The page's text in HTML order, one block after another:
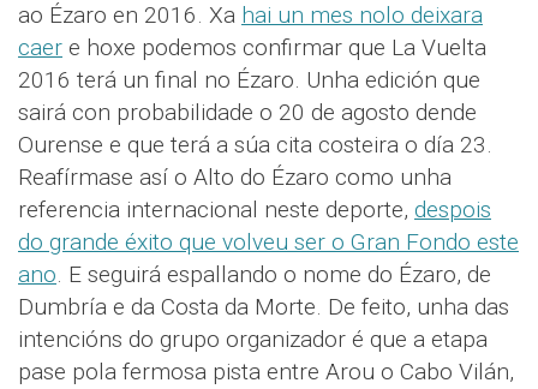
ao Ézaro en 2016. Xa hai un mes nolo deixara
caer e hoxe podemos confirmar que La Vuelta
2016 terá un final no Ézaro. Unha edición que
sairá con probabilidade o 20 de agosto dende
Ourense e que terá a súa cita costeira o día 23.
Reafírmase así o Alto do Ézaro como unha
referencia internacional neste deporte, despois
do grande éxito que volveu ser o Gran Fondo este
ano. E seguirá espallando o nome do Ézaro, de
Dumbría e da Costa da Morte. De feito, unha das
intencións do grupo organizador é que a etapa
pase pola fermosa pista entre Arou o Cabo Vilán,